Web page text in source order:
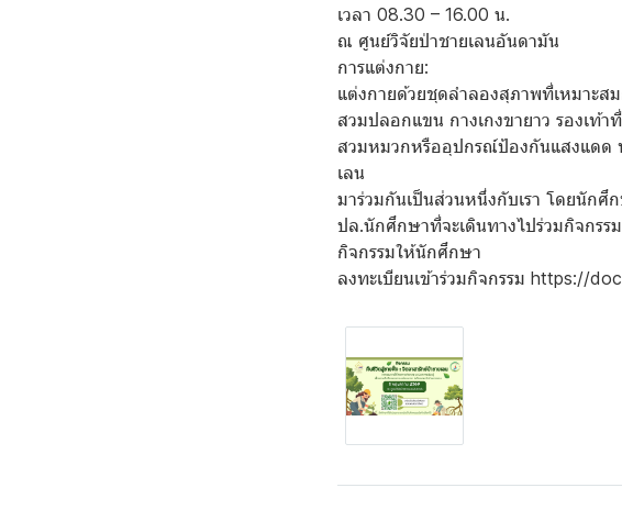
เวลา 08.30 – 16.00 น.
ณ ศูนย์วิจัยป่าชายเลนอันดามัน
การแต่งกาย:
แต่งกายด้วยชุดลำลองสุภาพที่เหมาะส
สวมปลอกแขน กางเกงขายาว รองเท้
สวมหมวกหรืออุปกรณ์ป้องกันแสงแดด
เลน
มาร่วมกันเป็นส่วนหนึ่งกับเรา โดยนักศึ
ปล.นักศึกษาที่จะเดินทางไปร่วมกิจกรร
กิจกรรมให้นักศึกษา
ลงทะเบียนเข้าร่วมกิจกรรม https://